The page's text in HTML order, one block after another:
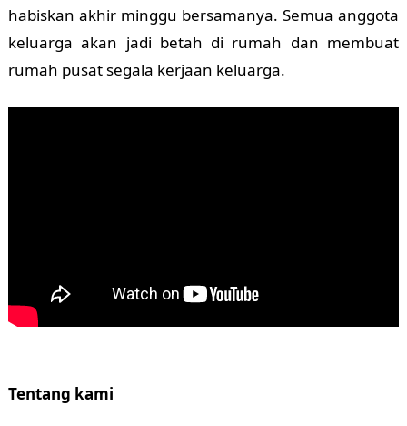
habiskan akhir minggu bersamanya. Semua anggota
keluarga akan jadi betah di rumah dan membuat
rumah pusat segala kerjaan keluarga.
Tentang kami